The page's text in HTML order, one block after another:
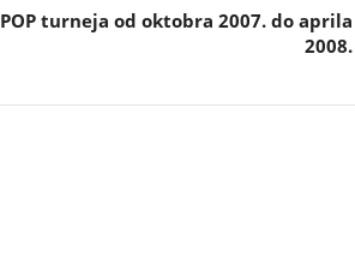
POP turneja od oktobra 2007. do aprila
2008.